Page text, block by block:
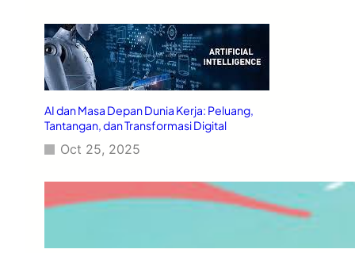
AI dan Masa Depan Dunia Kerja: Peluang,
Tantangan, dan Transformasi Digital
Oct 25, 2025